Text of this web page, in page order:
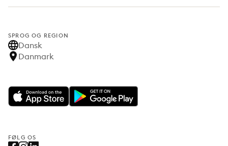
SPROG OG REGION
Dansk
Danmark
FØLG OS